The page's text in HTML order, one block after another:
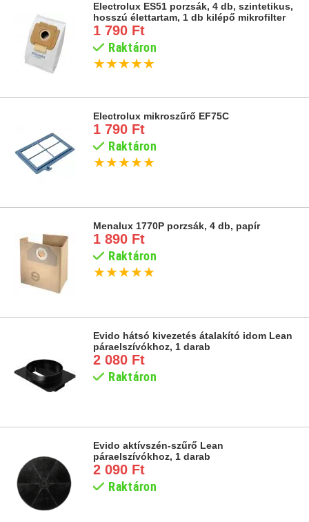
Electrolux ES51 porzsák, 4 db, szintetikus,
hosszú élettartam, 1 db kilépő mikrofilter
1 790 Ft
Raktáron
★★★★★
Electrolux mikroszűrő EF75C
1 790 Ft
Raktáron
★★★★★
Menalux 1770P porzsák, 4 db, papír
1 890 Ft
Raktáron
★★★★★
Evido hátsó kivezetés átalakító idom Lean
páraelszívókhoz, 1 darab
2 080 Ft
Raktáron
Evido aktívszén-szűrő Lean
páraelszívókhoz, 1 darab
2 090 Ft
Raktáron